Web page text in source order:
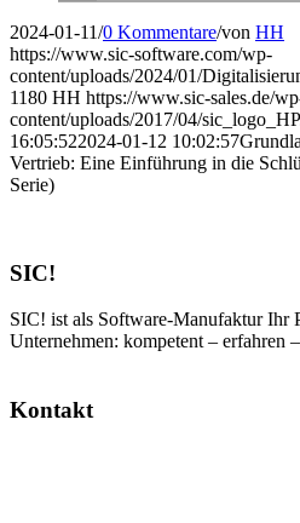
2024-01-11/0 Kommentare/von HH
https://www.sic-software.com/wp-
content/uploads/2024/01/
1180 HH https://www.sic-sales.de/
content/uploads/2017/04/
16:05:522024-01-12 10:02:57
Vertrieb: Eine Einführung in die
Serie)
SIC!
SIC! ist als Software-Manufaktur Ihr
Unternehmen: kompetent – erfahren
Kontakt